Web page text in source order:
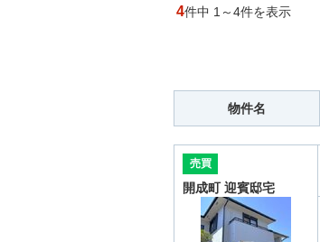
4件中 1～4件を表示
物件名
売買
開成町 迎賓邸宅